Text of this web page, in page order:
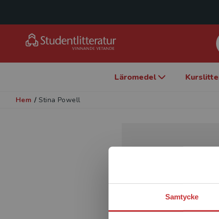
Samtycke
Läromedel
Hem / Stina Powell